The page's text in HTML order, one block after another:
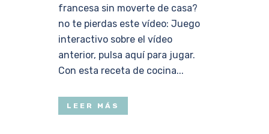
francesa sin moverte de casa?
no te pierdas este vídeo: Juego
interactivo sobre el vídeo
anterior, pulsa aquí para jugar.
Con esta receta de cocina...
LEER MÁS